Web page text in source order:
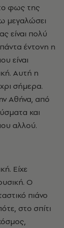
φως της
μεγαλώσει
είναι πολύ
έντονη η
είναι
Αυτή η
σήμερα.
Αθήνα, από
και
αλλού.
Είχε
Ο
πιάνο
στο σπίτι